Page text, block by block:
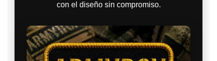
con el diseño sin compromiso.